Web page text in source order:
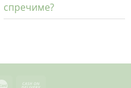
спречиме?